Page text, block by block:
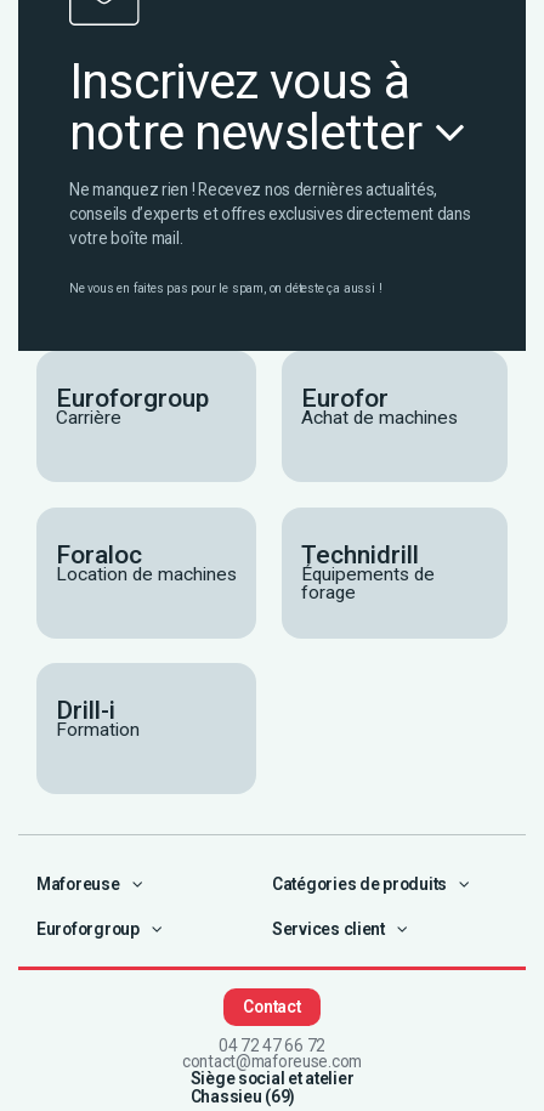
Inscrivez vous à
notre newsletter
Ne manquez rien ! Recevez nos dernières actualités,
conseils d’experts et offres exclusives directement dans
votre boîte mail.
Ne vous en faites pas pour le spam, on déteste ça aussi !
Euroforgroup
Carrière
Eurofor
Achat de machines
Foraloc
Location de machines
Technidrill
Équipements de
forage
Drill-i
Formation
Maforeuse Catégories de produits
Euroforgroup Services client
Contact
04 72 47 66 72
contact@maforeuse.com
Siège social et atelier
Chassieu (69)